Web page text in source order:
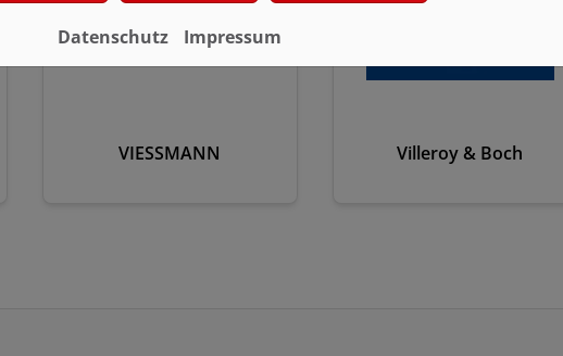
VIESSMANN Villeroy & Boch
Datenschutz Impressum